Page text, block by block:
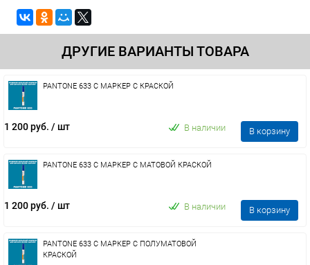
ДРУГИЕ ВАРИАНТЫ ТОВАРА
PANTONE 633 C МАРКЕР С КРАСКОЙ
1 200 руб. / шт В наличии В корзину
PANTONE 633 C МАРКЕР С МАТОВОЙ КРАСКОЙ
1 200 руб. / шт В наличии В корзину
PANTONE 633 C МАРКЕР С ПОЛУМАТОВОЙ
КРАСКОЙ